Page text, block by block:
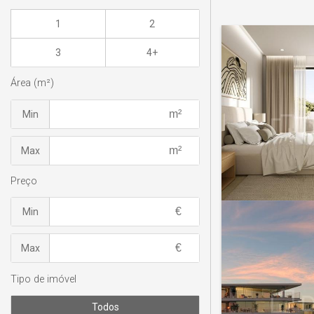
1 2
3 4+
Área (m²)
Min
Max
Preço
Min
Max
Tipo de imóvel
Todos